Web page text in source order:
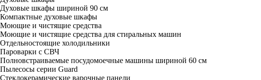
Духовые шкафы шириной 90 см
Компактные духовые шкафы
Моющие и чистящие средства
Моющие и чистящие средства для стиральных машин
Отдельностоящие холодильники
Пароварки с СВЧ
Полновстраиваемые посудомоечные машины шириной 60 см
Пылесосы серии Guard
Стеклокерамические варочные панели